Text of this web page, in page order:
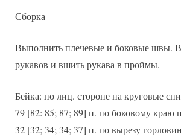
Сборка
Выполнить плечевые и боковые швы.
рукавов и вшить рукава в проймы.
Бейка: по лиц. стороне на круговые
79 [82: 85; 87; 89] п. по боковому краю
32 [32; 34; 34; 37] п. по вырезу